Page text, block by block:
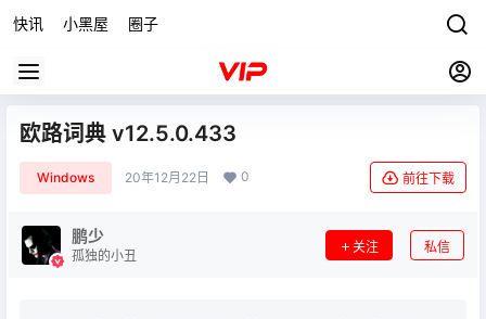
快讯 小黑屋 圈子
欧路词典 v12.5.0.433
Windows 20年12月22日 0 前往下载
鹏少
孤独的小丑
关注 私信